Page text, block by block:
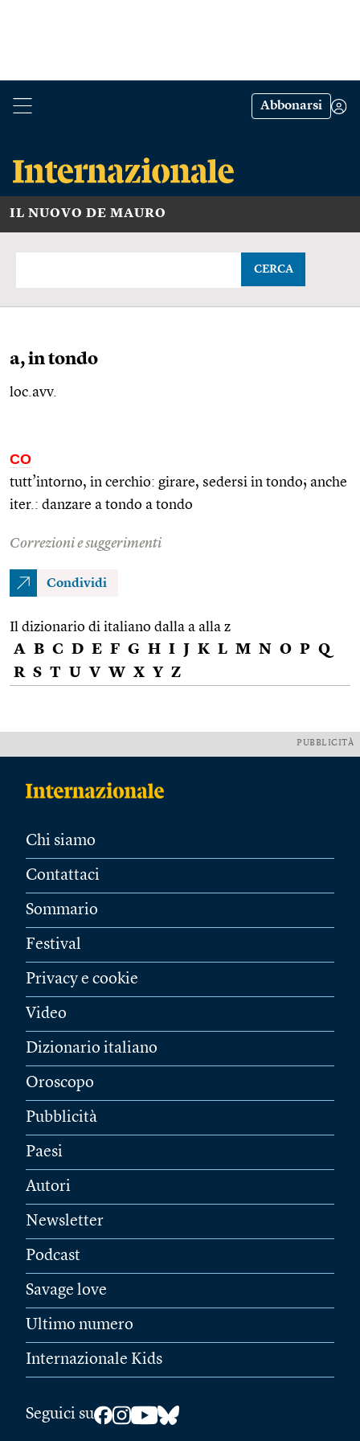
Abbonarsi
IL NUOVO DE MAURO
CERCA
a, in tondo
loc.avv.
CO
tutt’intorno, in cerchio: girare, sedersi in tondo; anche
iter. : danzare a tondo a tondo
Correzioni e suggerimenti
Condividi
Il dizionario di italiano dalla a alla z
A B C D E F G H I J K L M N O P Q
R S T U V W X Y Z
PUBBLICITÀ
Chi siamo
Contattaci
Sommario
Festival
Privacy e cookie
Video
Dizionario italiano
Oroscopo
Pubblicità
Paesi
Autori
Newsletter
Podcast
Savage love
Ultimo numero
Internazionale Kids
Seguici su